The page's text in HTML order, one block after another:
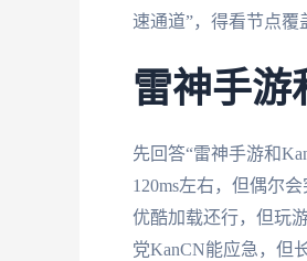
速通道”，得看节点覆
雷神手游
先回答“雷神手游和
120ms左右，但偶尔
优酷加载还行，但玩
党KanCN能应急，但